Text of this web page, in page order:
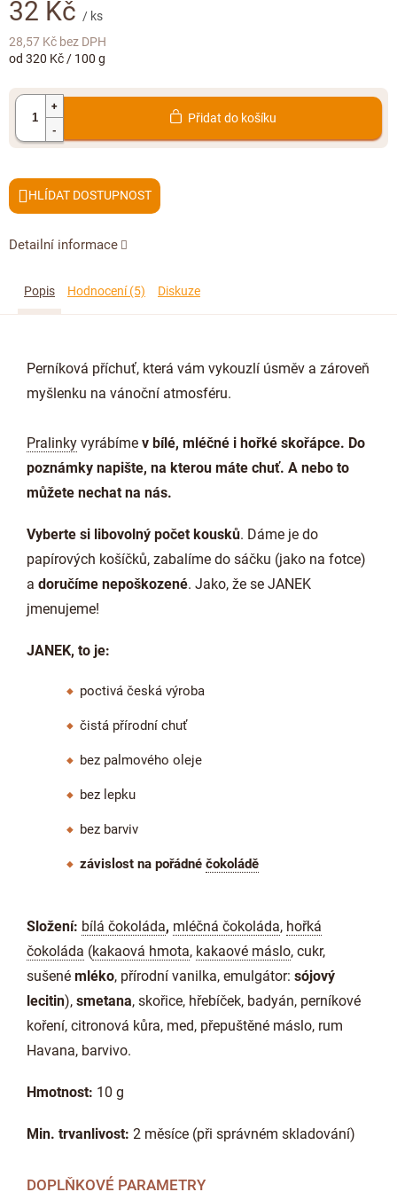
32 Kč / ks
28,57 Kč bez DPH
Měrná
od 320 Kč / 100 g
Přidat do košíku
Detailní informace
HLÍDAT
Popis Hodnocení (5) Diskuze
Perníková příchuť, která vám vykouzlí úsměv a zároveň
myšlenku na vánoční atmosféru.
Pralinky vyrábíme v bílé, mléčné i hořké skořápce. Do
poznámky napište, na kterou máte chuť. A nebo to
můžete nechat na nás.
Vyberte si libovolný počet kousků. Dáme je do
papírových košíčků, zabalíme do sáčku (jako na fotce)
a doručíme nepoškozené. Jako, že se JANEK
jmenujeme!
JANEK, to je:
poctivá česká výroba
čistá přírodní chuť
bez palmového oleje
bez lepku
bez barviv
závislost na pořádné čokoládě
Složení: bílá čokoláda, mléčná čokoláda, hořká
čokoláda (kakaová hmota, kakaové máslo, cukr,
sušené mléko, přírodní vanilka, emulgátor: sójový
lecitin), smetana, skořice, hřebíček, badyán, perníkové
koření, citronová kůra, med, přepuštěné máslo, rum
Havana, barvivo.
Hmotnost: 10 g
Min. trvanlivost: 2 měsíce (při správném skladování)
DOPLŇKOVÉ PARAMETRY